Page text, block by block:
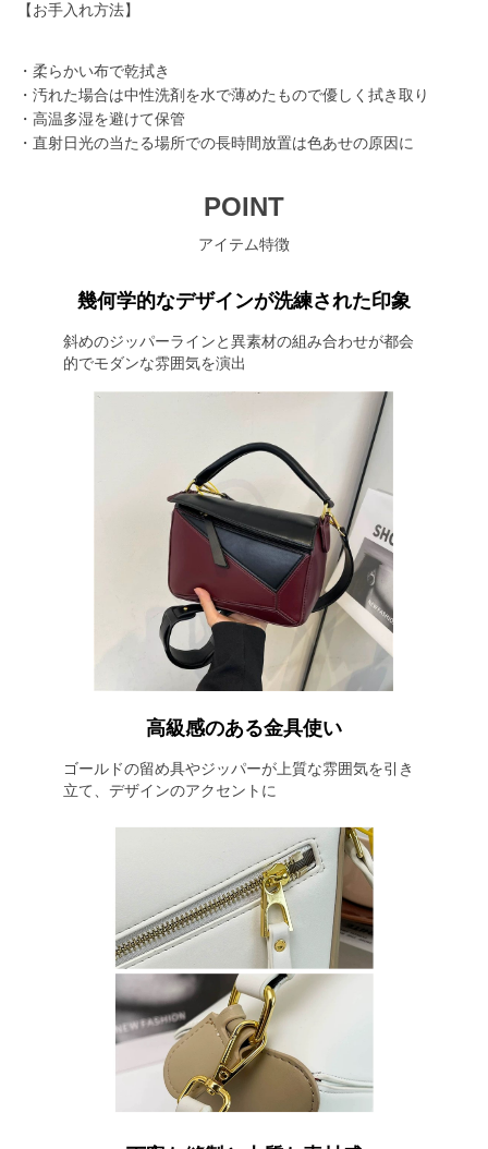
【お手入れ方法】
・柔らかい布で乾拭き
・汚れた場合は中性洗剤を水で薄めたもので優しく拭き取り
・高温多湿を避けて保管
・直射日光の当たる場所での長時間放置は色あせの原因に
POINT
アイテム特徴
幾何学的なデザインが洗練された印象
斜めのジッパーラインと異素材の組み合わせが都会
的でモダンな雰囲気を演出
高級感のある金具使い
ゴールドの留め具やジッパーが上質な雰囲気を引き
立て、デザインのアクセントに